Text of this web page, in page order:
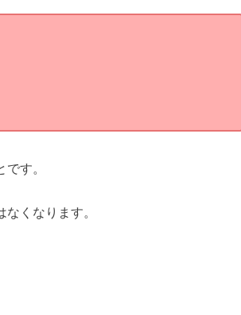
です。
くなります。